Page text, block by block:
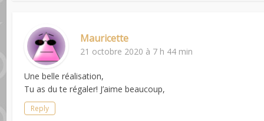
Mauricette
21 octobre 2020 à 7 h 44 min
Une belle réalisation,
Tu as du te régaler! J’aime beaucoup,
Reply